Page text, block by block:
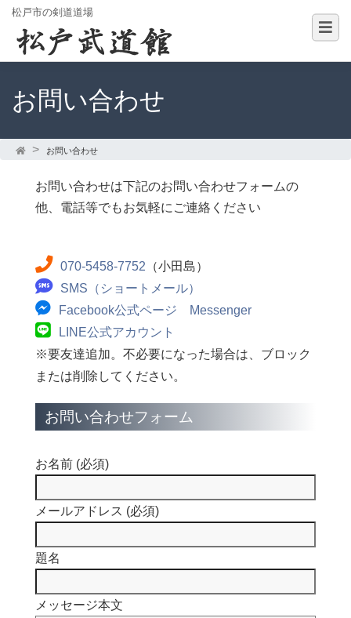
松戸市の剣道道場
お問い合わせ
お問い合わせ
お問い合わせは下記のお問い合わせフォームの
他、電話等でもお気軽にご連絡ください
070-5458-7752 （小田島）
SMS（ショートメール）
Facebook公式ページ Messenger
LINE公式アカウント
※要友達追加。不必要になった場合は、ブロック
または削除してください。
お問い合わせフォーム
お名前 (必須)
メールアドレス (必須)
題名
メッセージ本文